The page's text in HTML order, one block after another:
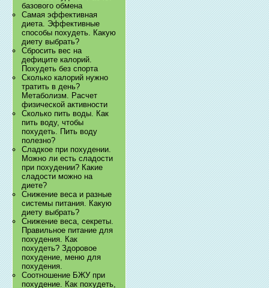
базового обмена
Самая эффективная
диета. Эффективные
способы похудеть. Какую
диету выбрать?
Сбросить вес на
дефиците калорий.
Похудеть без спорта
Сколько калорий нужно
тратить в день?
Метаболизм. Расчет
физической активности
Сколько пить воды. Как
пить воду, чтобы
похудеть. Пить воду
полезно?
Сладкое при похудении.
Можно ли есть сладости
при похудении? Какие
сладости можно на
диете?
Снижение веса и разные
системы питания. Какую
диету выбрать?
Снижение веса, секреты.
Правильное питание для
похудения. Как
похудеть? Здоровое
похудение, меню для
похудения.
Соотношение БЖУ при
похудение. Как похудеть,